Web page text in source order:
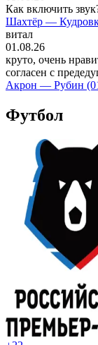
Как включить
Шахтёр —
витал
01.08.26
круто, очень
согласен с
Акрон — Рубин
Футбол